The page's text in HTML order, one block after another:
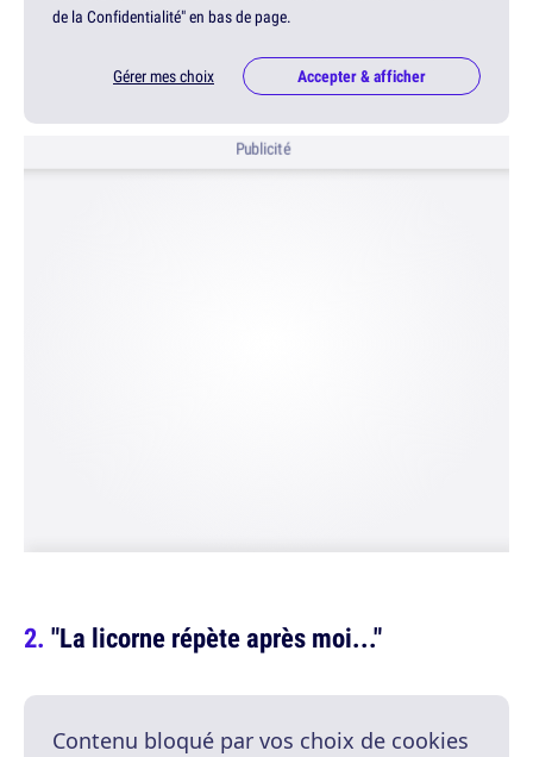
de la Confidentialité" en bas de page.
Gérer mes choix Accepter & afficher
Publicité
"La licorne répète après moi..."
Contenu bloqué par vos choix de cookies